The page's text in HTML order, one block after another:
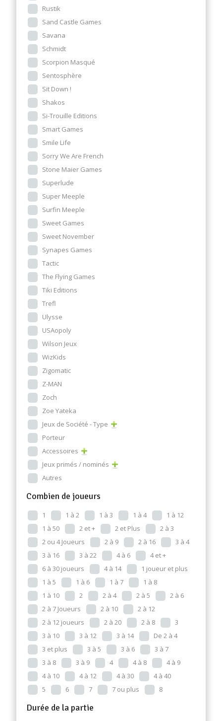
Rustik
Sand Castle Games
Savana
Schmidt
Scorpion Masqué
Sentosphère
Sit Down !
Shakos
Si-Trouille Editions
Smart Games
Smile Life
Sorry We Are French
Stone Maier Games
Superlude
Super Meeple
Surfin Meeple
Sweet Games
Sweet November
Synapes Games
Tactic
The Flying Games
Tiki Editions
Trefl
Ulysse
USAopoly
Wilson Jeux
WizKids
Zigomatic
Z-MAN
Zoch
Zoe Yateka
Jeux de Société - Type
Porteur
Accessoires
Jeux primés / nominés
Autres
Combien de joueurs
1 1 à 2 1 à 3 1 à 4
1 à 12
1 à 50
2 et + 2 et Plus
2 à 3
2 ou 4 Joueurs
2 à 9 2 à 16
3 à 4
3 à 16
3 à 22 4 à 6
4 et +
6 à 30 joueurs
4 à 14
1 joueur et plus
1 à 5
1 à 6 1 à 7
1 à 8
1 à 10
2 2 à 4 2 à 5
2 à 6
2 à 7 Joueurs
2 à 10
2 à 12
2 à 12 joueurs
2 à 20 2 à 8
3
3 à 10
3 à 12 3 à 14
De 2 à 4
3 et plus
3 à 5 3 à 6
3 à 7
3 à 8
3 à 9 4 4 à 8
4 à 9
4 à 10
4 à 12 4 à 30
4 à 40
5
6 7 7 ou plus 8
Durée de la partie